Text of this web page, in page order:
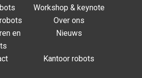
Workshop & keynote
Over ons
en
Nieuws
Kantoor robots